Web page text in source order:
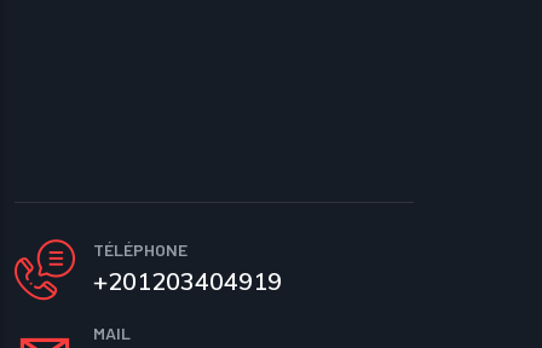
TÉLÉPHONE
+201203404919
MAIL